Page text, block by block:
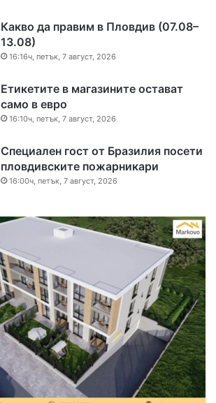
Какво да правим в Пловдив (07.08–
13.08)
16:16ч, петък, 7 август, 2026
Етикетите в магазините остават
само в евро
16:10ч, петък, 7 август, 2026
Специален гост от Бразилия посети
пловдивските пожарникари
16:00ч, петък, 7 август, 2026